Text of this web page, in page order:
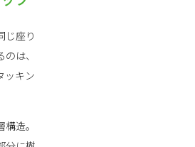
じ座り
は、
ッキン
造。